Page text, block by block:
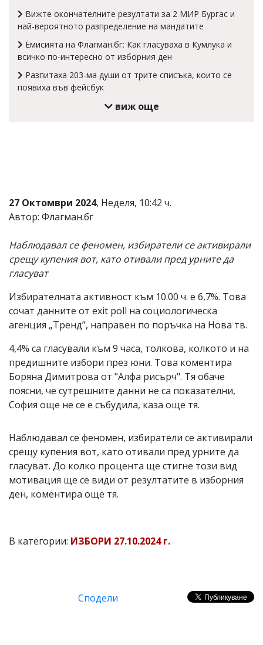
Коментарите
под
въвеждат
читателите
вас
коментар,
ни!
Вижте окончателните резултати за 2 МИР Бургас и
най-вероятното разпределение на мандатите
Емисията на Флагман.бг: Как гласуваха в Кумлука и
всичко по-интересно от изборния ден
Разпитаха 203-ма души от трите списъка, които се
появиха във фейсбук
виж още
27 Октомври 2024, Неделя, 10:42 ч.
Автор: Флагман.бг
Наблюдавал се феномен, избиратели се активирали
срещу купения вот, като отивали пред урните да
гласуват
Избирателната активност към 10.00 ч. е 6,7%. Това
сочат данните от exit poll на социологическа
агенция „Тренд”, направен по поръчка на Нова тв.
4,4% са гласували към 9 часа, толкова, колкото и на
предишните избори през юни. Това коментира
Боряна Димитрова от "Алфа рисърч". Тя обаче
поясни, че сутрешните данни не са показателни,
София още не се е събудила, каза още тя.
Наблюдавал се феномен, избиратели се активирали
срещу купения вот, като отивали пред урните да
гласуват. До колко процента ще стигне този вид
мотивация ще се види от резултатите в изборния
ден, коментира още тя.
В категории: ИЗБОРИ 27.10.2024 г.
Сподели